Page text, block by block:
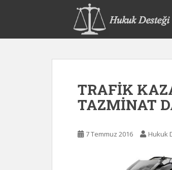
p
TRAFİK
TAZMİNAT
7 Temmuz 2016 Hukuk